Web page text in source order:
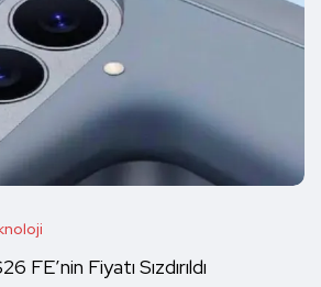
FE’nin Fiyatı Sızdırıldı